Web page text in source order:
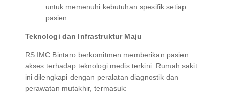
untuk memenuhi kebutuhan spesifik setiap
pasien.
Teknologi dan Infrastruktur Maju
RS IMC Bintaro berkomitmen memberikan pasien
akses terhadap teknologi medis terkini. Rumah sakit
ini dilengkapi dengan peralatan diagnostik dan
perawatan mutakhir, termasuk: